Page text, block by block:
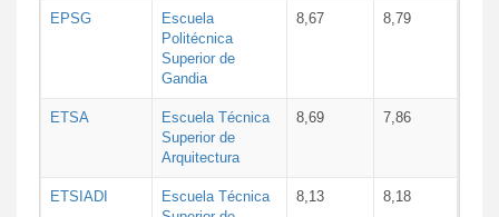
EPSG
Escuela
Politécnica
Superior de
Gandia
8,67 8,79
ETSA
Escuela Técnica
Superior de
Arquitectura
8,69 7,86
ETSIADI
Escuela Técnica
8,13 8,18